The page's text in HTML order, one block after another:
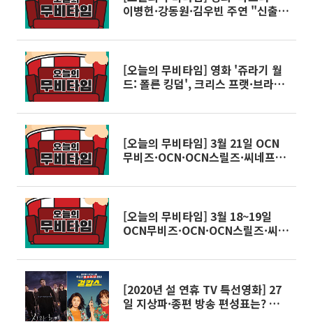
이병헌·강동원·김우빈 주연 "신출
장의 머리 싸움" - 6월 20일
[오늘의 무비타임] 영화 '쥬라기 월
드: 폴른 킹덤', 크리스 프랫·브라이
밖으로 나와버린 진화한 공룡들을
[오늘의 무비타임] 3월 21일 OCN
무비즈·OCN·OCN스릴즈·씨네프·
직·레디블레이어원·블랙 팬서·코
자의 기억법 등
[오늘의 무비타임] 3월 18~19일
OCN무비즈·OCN·OCN스릴즈·씨
형·우아한 거짓말·암살·가문의 위
·오션스8 등
[2020년 설 연휴 TV 특선영화] 27
일 지상파·종편 방송 편성표는? 신